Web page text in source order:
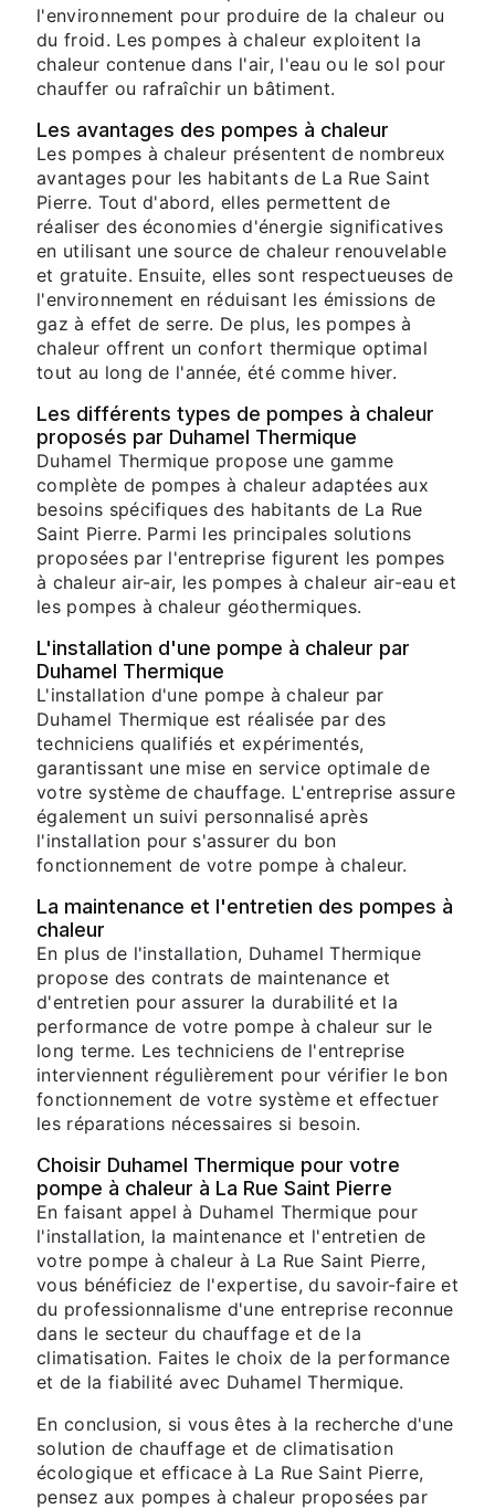
l'environnement pour produire de la chaleur ou
du froid. Les pompes à chaleur exploitent la
chaleur contenue dans l'air, l'eau ou le sol pour
chauffer ou rafraîchir un bâtiment.
Les avantages des pompes à chaleur
Les pompes à chaleur présentent de nombreux
avantages pour les habitants de La Rue Saint
Pierre. Tout d'abord, elles permettent de
réaliser des économies d'énergie significatives
en utilisant une source de chaleur renouvelable
et gratuite. Ensuite, elles sont respectueuses de
l'environnement en réduisant les émissions de
gaz à effet de serre. De plus, les pompes à
chaleur offrent un confort thermique optimal
tout au long de l'année, été comme hiver.
Les différents types de pompes à chaleur
proposés par Duhamel Thermique
Duhamel Thermique propose une gamme
complète de pompes à chaleur adaptées aux
besoins spécifiques des habitants de La Rue
Saint Pierre. Parmi les principales solutions
proposées par l'entreprise figurent les pompes
à chaleur air-air, les pompes à chaleur air-eau et
les pompes à chaleur géothermiques.
L'installation d'une pompe à chaleur par
Duhamel Thermique
L'installation d'une pompe à chaleur par
Duhamel Thermique est réalisée par des
techniciens qualifiés et expérimentés,
garantissant une mise en service optimale de
votre système de chauffage. L'entreprise assure
également un suivi personnalisé après
l'installation pour s'assurer du bon
fonctionnement de votre pompe à chaleur.
La maintenance et l'entretien des pompes à
chaleur
En plus de l'installation, Duhamel Thermique
propose des contrats de maintenance et
d'entretien pour assurer la durabilité et la
performance de votre pompe à chaleur sur le
long terme. Les techniciens de l'entreprise
interviennent régulièrement pour vérifier le bon
fonctionnement de votre système et effectuer
les réparations nécessaires si besoin.
Choisir Duhamel Thermique pour votre
pompe à chaleur à La Rue Saint Pierre
En faisant appel à Duhamel Thermique pour
l'installation, la maintenance et l'entretien de
votre pompe à chaleur à La Rue Saint Pierre,
vous bénéficiez de l'expertise, du savoir-faire et
du professionnalisme d'une entreprise reconnue
dans le secteur du chauffage et de la
climatisation. Faites le choix de la performance
et de la fiabilité avec Duhamel Thermique.
En conclusion, si vous êtes à la recherche d'une
solution de chauffage et de climatisation
écologique et efficace à La Rue Saint Pierre,
pensez aux pompes à chaleur proposées par